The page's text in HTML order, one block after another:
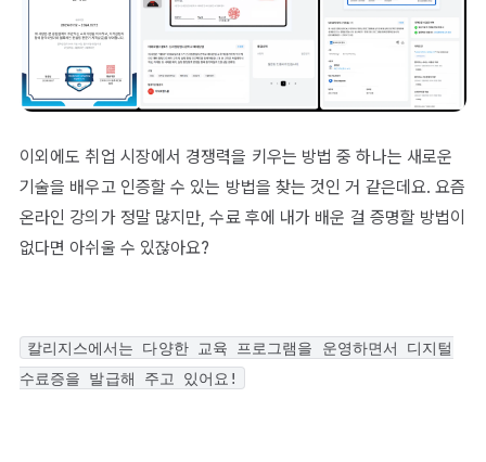
이외에도 취업 시장에서 경쟁력을 키우는 방법 중 하나는 새로운
기술을 배우고 인증할 수 있는 방법을 찾는 것인 거 같은데요. 요즘
온라인 강의가 정말 많지만, 수료 후에 내가 배운 걸 증명할 방법이
없다면 아쉬울 수 있잖아요?
칼리지스에서는 다양한 교육 프로그램을 운영하면서 디지털
수료증을 발급해 주고 있어요!